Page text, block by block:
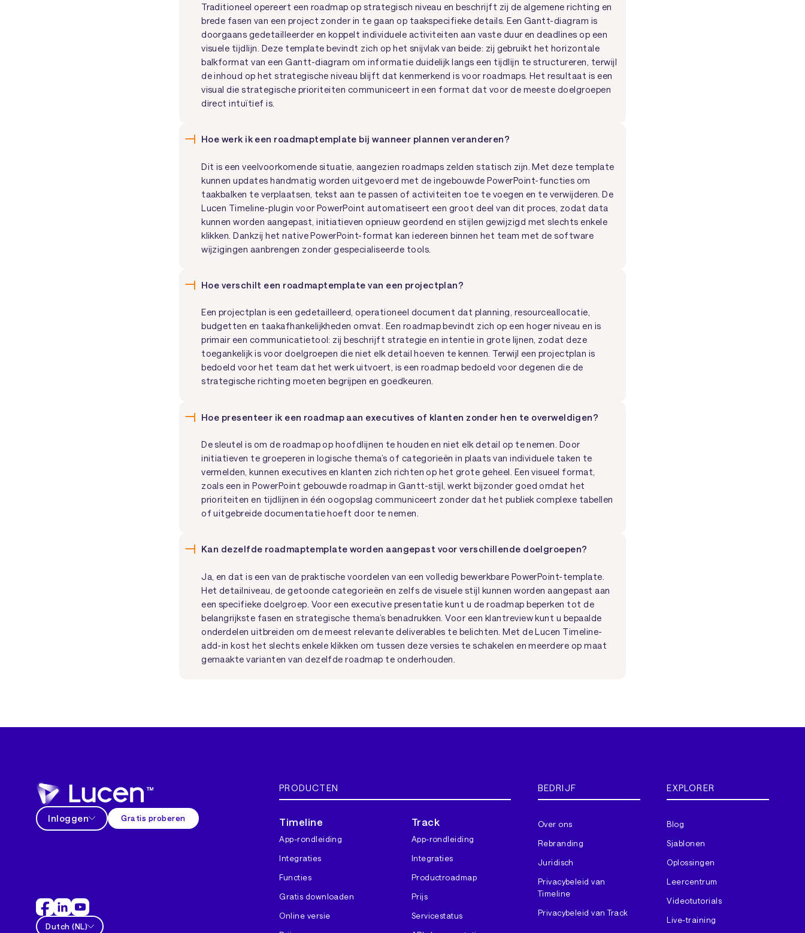
Traditioneel opereert een roadmap op strategisch niveau en beschrijft zij de algemene richting en
brede fasen van een project zonder in te gaan op taakspecifieke details. Een Gantt-diagram is
doorgaans gedetailleerder en koppelt individuele activiteiten aan vaste duur en deadlines op een
visuele tijdlijn. Deze template bevindt zich op het snijvlak van beide: zij gebruikt het horizontale
balkformat van een Gantt-diagram om informatie duidelijk langs een tijdlijn te structureren, terwijl
de inhoud op het strategische niveau blijft dat kenmerkend is voor roadmaps. Het resultaat is een
visual die strategische prioriteiten communiceert in een format dat voor de meeste doelgroepen
direct intuïtief is.
Hoe werk ik een roadmaptemplate bij wanneer plannen veranderen?
Dit is een veelvoorkomende situatie, aangezien roadmaps zelden statisch zijn. Met deze template
kunnen updates handmatig worden uitgevoerd met de ingebouwde PowerPoint-functies om
taakbalken te verplaatsen, tekst aan te passen of activiteiten toe te voegen en te verwijderen. De
Lucen Timeline-plugin voor PowerPoint automatiseert een groot deel van dit proces, zodat data
kunnen worden aangepast, initiatieven opnieuw geordend en stijlen gewijzigd met slechts enkele
klikken. Dankzij het native PowerPoint-format kan iedereen binnen het team met de software
wijzigingen aanbrengen zonder gespecialiseerde tools.
Hoe verschilt een roadmaptemplate van een projectplan?
Een projectplan is een gedetailleerd, operationeel document dat planning, resourceallocatie,
budgetten en taakafhankelijkheden omvat. Een roadmap bevindt zich op een hoger niveau en is
primair een communicatietool: zij beschrijft strategie en intentie in grote lijnen, zodat deze
toegankelijk is voor doelgroepen die niet elk detail hoeven te kennen. Terwijl een projectplan is
bedoeld voor het team dat het werk uitvoert, is een roadmap bedoeld voor degenen die de
strategische richting moeten begrijpen en goedkeuren.
Hoe presenteer ik een roadmap aan executives of klanten zonder hen te overweldigen?
De sleutel is om de roadmap op hoofdlijnen te houden en niet elk detail op te nemen. Door
initiatieven te groeperen in logische thema’s of categorieën in plaats van individuele taken te
vermelden, kunnen executives en klanten zich richten op het grote geheel. Een visueel format,
zoals een in PowerPoint gebouwde roadmap in Gantt-stijl, werkt bijzonder goed omdat het
prioriteiten en tijdlijnen in één oogopslag communiceert zonder dat het publiek complexe tabellen
of uitgebreide documentatie hoeft door te nemen.
Kan dezelfde roadmaptemplate worden aangepast voor verschillende doelgroepen?
Ja, en dat is een van de praktische voordelen van een volledig bewerkbare PowerPoint-template.
Het detailniveau, de getoonde categorieën en zelfs de visuele stijl kunnen worden aangepast aan
een specifieke doelgroep. Voor een executive presentatie kunt u de roadmap beperken tot de
belangrijkste fasen en strategische thema’s benadrukken. Voor een klantreview kunt u bepaalde
onderdelen uitbreiden om de meest relevante deliverables te belichten. Met de Lucen Timeline-
add-in kost het slechts enkele klikken om tussen deze versies te schakelen en meerdere op maat
gemaakte varianten van dezelfde roadmap te onderhouden.
Inloggen Gratis proberen
PRODUCTEN
Timeline
App-rondleiding
Integraties
Functies
Gratis downloaden
Online versie
Track
App-rondleiding
Integraties
Productroadmap
Prijs
Servicestatus
BEDRIJF
Over ons
Rebranding
Juridisch
Privacybeleid van
Timeline
Privacybeleid van Track
EXPLORER
Blog
Sjablonen
Oplossingen
Leercentrum
Videotutorials
Live-training
Dutch (NL)